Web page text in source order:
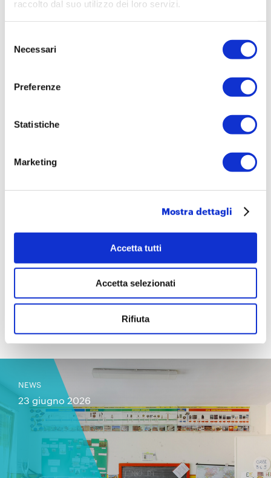
raccolto dal suo utilizzo dei loro servizi.
delNecessari
Preferenze
Statistiche
Marketing
Mostra dettagli
Accetta tutti
Accetta selezionati
Rifiuta
PDF - 282 KB
La_Stampa_19.02.14 Apri
Temi
Politiche scolastiche
Rapporto La valutazione della scuola
Contenuti correlati
NEWS
23 giugno 2026